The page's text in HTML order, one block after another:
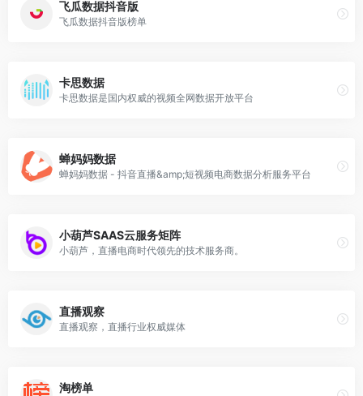
飞瓜数据抖音版
飞瓜数据抖音版榜单
卡思数据
卡思数据是国内权威的视频全网数据开放平台
蝉妈妈数据
蝉妈妈数据 - 抖音直播&amp;短视频电商数据分析服务平台
小葫芦SAAS云服务矩阵
小葫芦，直播电商时代领先的技术服务商。
直播观察
直播观察，直播行业权威媒体
淘榜单